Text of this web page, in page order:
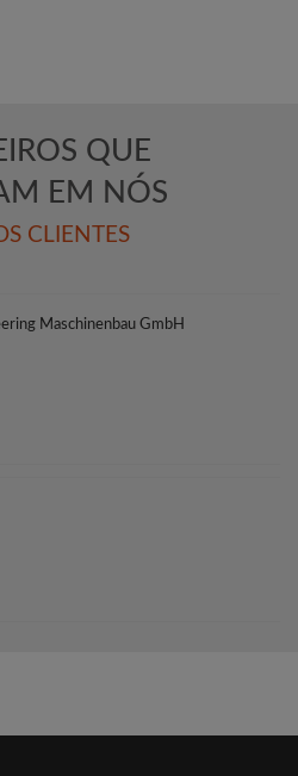
QUE
EM NÓS
CLIENTES